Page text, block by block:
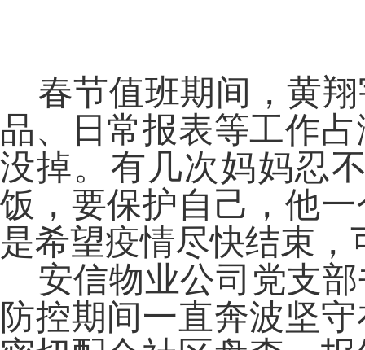
春节值班期间，黄翔
品、日常报表等工作
没掉。有几次妈妈忍
饭，要保护自己，他
是希望疫情尽快结束
安信物业公司党支部
防控期间一直奔波坚